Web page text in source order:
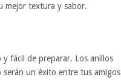
mejor textura y sabor.
fácil de preparar. Los anillos
serán un éxito entre tus amigos